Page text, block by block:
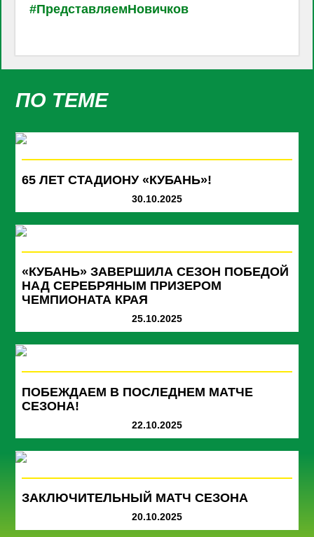
#ПредставляемНовичков
ПО ТЕМЕ
65 ЛЕТ СТАДИОНУ «КУБАНЬ»!
30.10.2025
«КУБАНЬ» ЗАВЕРШИЛА СЕЗОН ПОБЕДОЙ
НАД СЕРЕБРЯНЫМ ПРИЗЕРОМ
ЧЕМПИОНАТА КРАЯ
25.10.2025
ПОБЕЖДАЕМ В ПОСЛЕДНЕМ МАТЧЕ
СЕЗОНА!
22.10.2025
ЗАКЛЮЧИТЕЛЬНЫЙ МАТЧ СЕЗОНА
20.10.2025